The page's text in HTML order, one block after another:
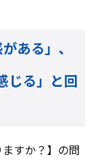
ある」、
じる」と回
すか？】の問